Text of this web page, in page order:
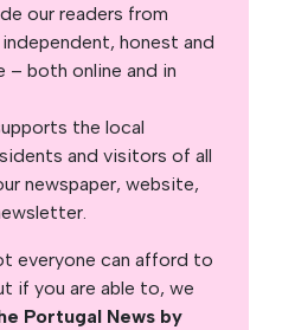
our readers from
honest and
– both online and in
the local
and visitors of all
newspaper, website,
everyone can afford to
if you are able to, we
Portugal News by